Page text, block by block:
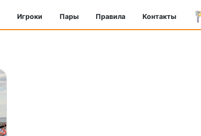
Игроки Пары Правила Контакты